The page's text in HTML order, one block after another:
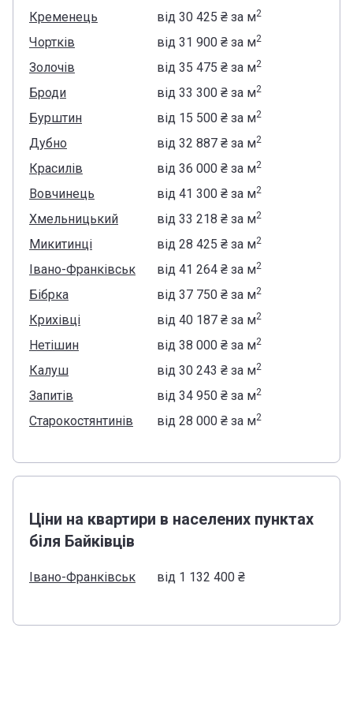
Кременець від ‍30 425 ₴за м2
Чортків від ‍31 900 ₴за м2
Золочів від ‍35 475 ₴за м2
Броди від ‍33 300 ₴за м2
Бурштин від ‍15 500 ₴за м2
Дубно від ‍32 887 ₴за м2
Красилів від ‍36 000 ₴за м2
Вовчинець від ‍41 300 ₴за м2
Хмельницький від ‍33 218 ₴за м2
Микитинці від ‍28 425 ₴за м2
Івано-Франківськ від ‍41 264 ₴за м2
Бібрка від ‍37 750 ₴за м2
Крихівці від ‍40 187 ₴за м2
Нетішин від ‍38 000 ₴за м2
Калуш від ‍30 243 ₴за м2
Запитів від ‍34 950 ₴за м2
Старокостянтинів від ‍28 000 ₴за м2
Ціни на квартири в населених пунктах
біля Байківців
Івано-Франківськ від ‍1 132 400 ₴